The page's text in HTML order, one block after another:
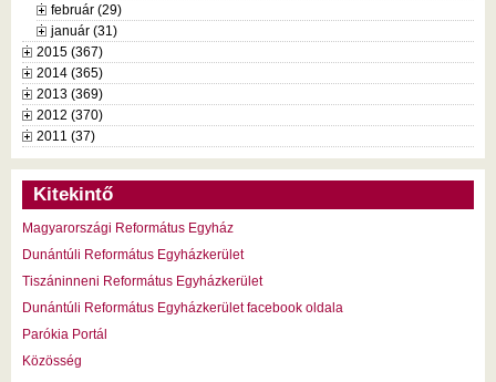
február (29)
január (31)
2015 (367)
2014 (365)
2013 (369)
2012 (370)
2011 (37)
Kitekintő
Magyarországi Református Egyház
Dunántúli Református Egyházkerület
Tiszáninneni Református Egyházkerület
Dunántúli Református Egyházkerület facebook oldala
Parókia Portál
Közösség